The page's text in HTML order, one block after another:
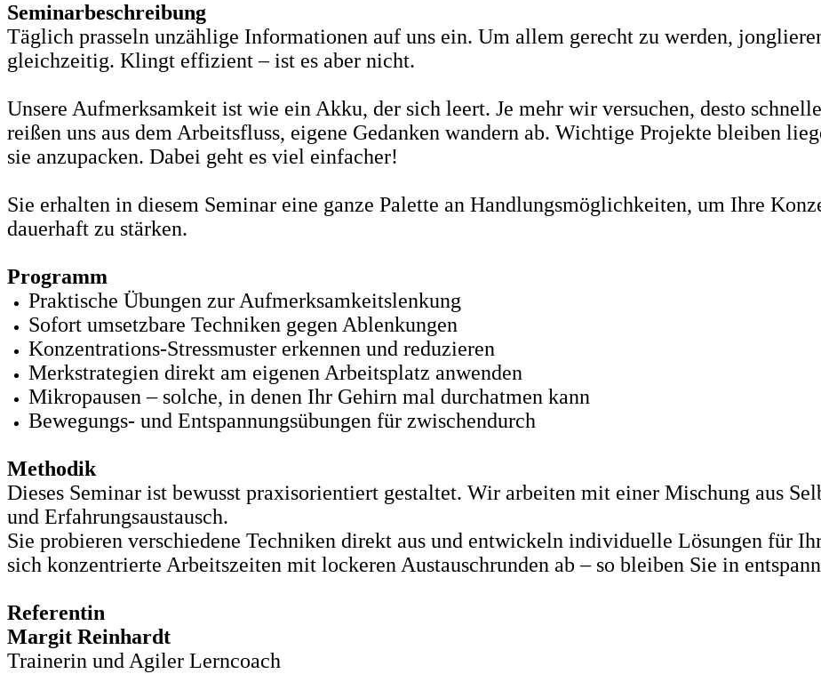
Seminarbeschreibung
Täglich prasseln unzählige Informationen auf uns ein. Um allem gerecht zu werden,
gleichzeitig. Klingt effizient – ist es aber nicht.
Unsere Aufmerksamkeit ist wie ein Akku, der sich leert. Je mehr wir versuchen, desto
reißen uns aus dem Arbeitsfluss, eigene Gedanken wandern ab. Wichtige Projekte bleiben
sie anzupacken. Dabei geht es viel einfacher!
Sie erhalten in diesem Seminar eine ganze Palette an Handlungsmöglichkeiten, um Ihre
dauerhaft zu stärken.
Programm
Praktische Übungen zur Aufmerksamkeitslenkung
Sofort umsetzbare Techniken gegen Ablenkungen
Konzentrations-Stressmuster erkennen und reduzieren
Merkstrategien direkt am eigenen Arbeitsplatz anwenden
Mikropausen – solche, in denen Ihr Gehirn mal durchatmen kann
Bewegungs- und Entspannungsübungen für zwischendurch
Methodik
Dieses Seminar ist bewusst praxisorientiert gestaltet. Wir arbeiten mit einer Mischung aus
und Erfahrungsaustausch.
Sie probieren verschiedene Techniken direkt aus und entwickeln individuelle Lösungen für
sich konzentrierte Arbeitszeiten mit lockeren Austauschrunden ab – so bleiben Sie in
Referentin
Margit Reinhardt
Trainerin und Agiler Lerncoach